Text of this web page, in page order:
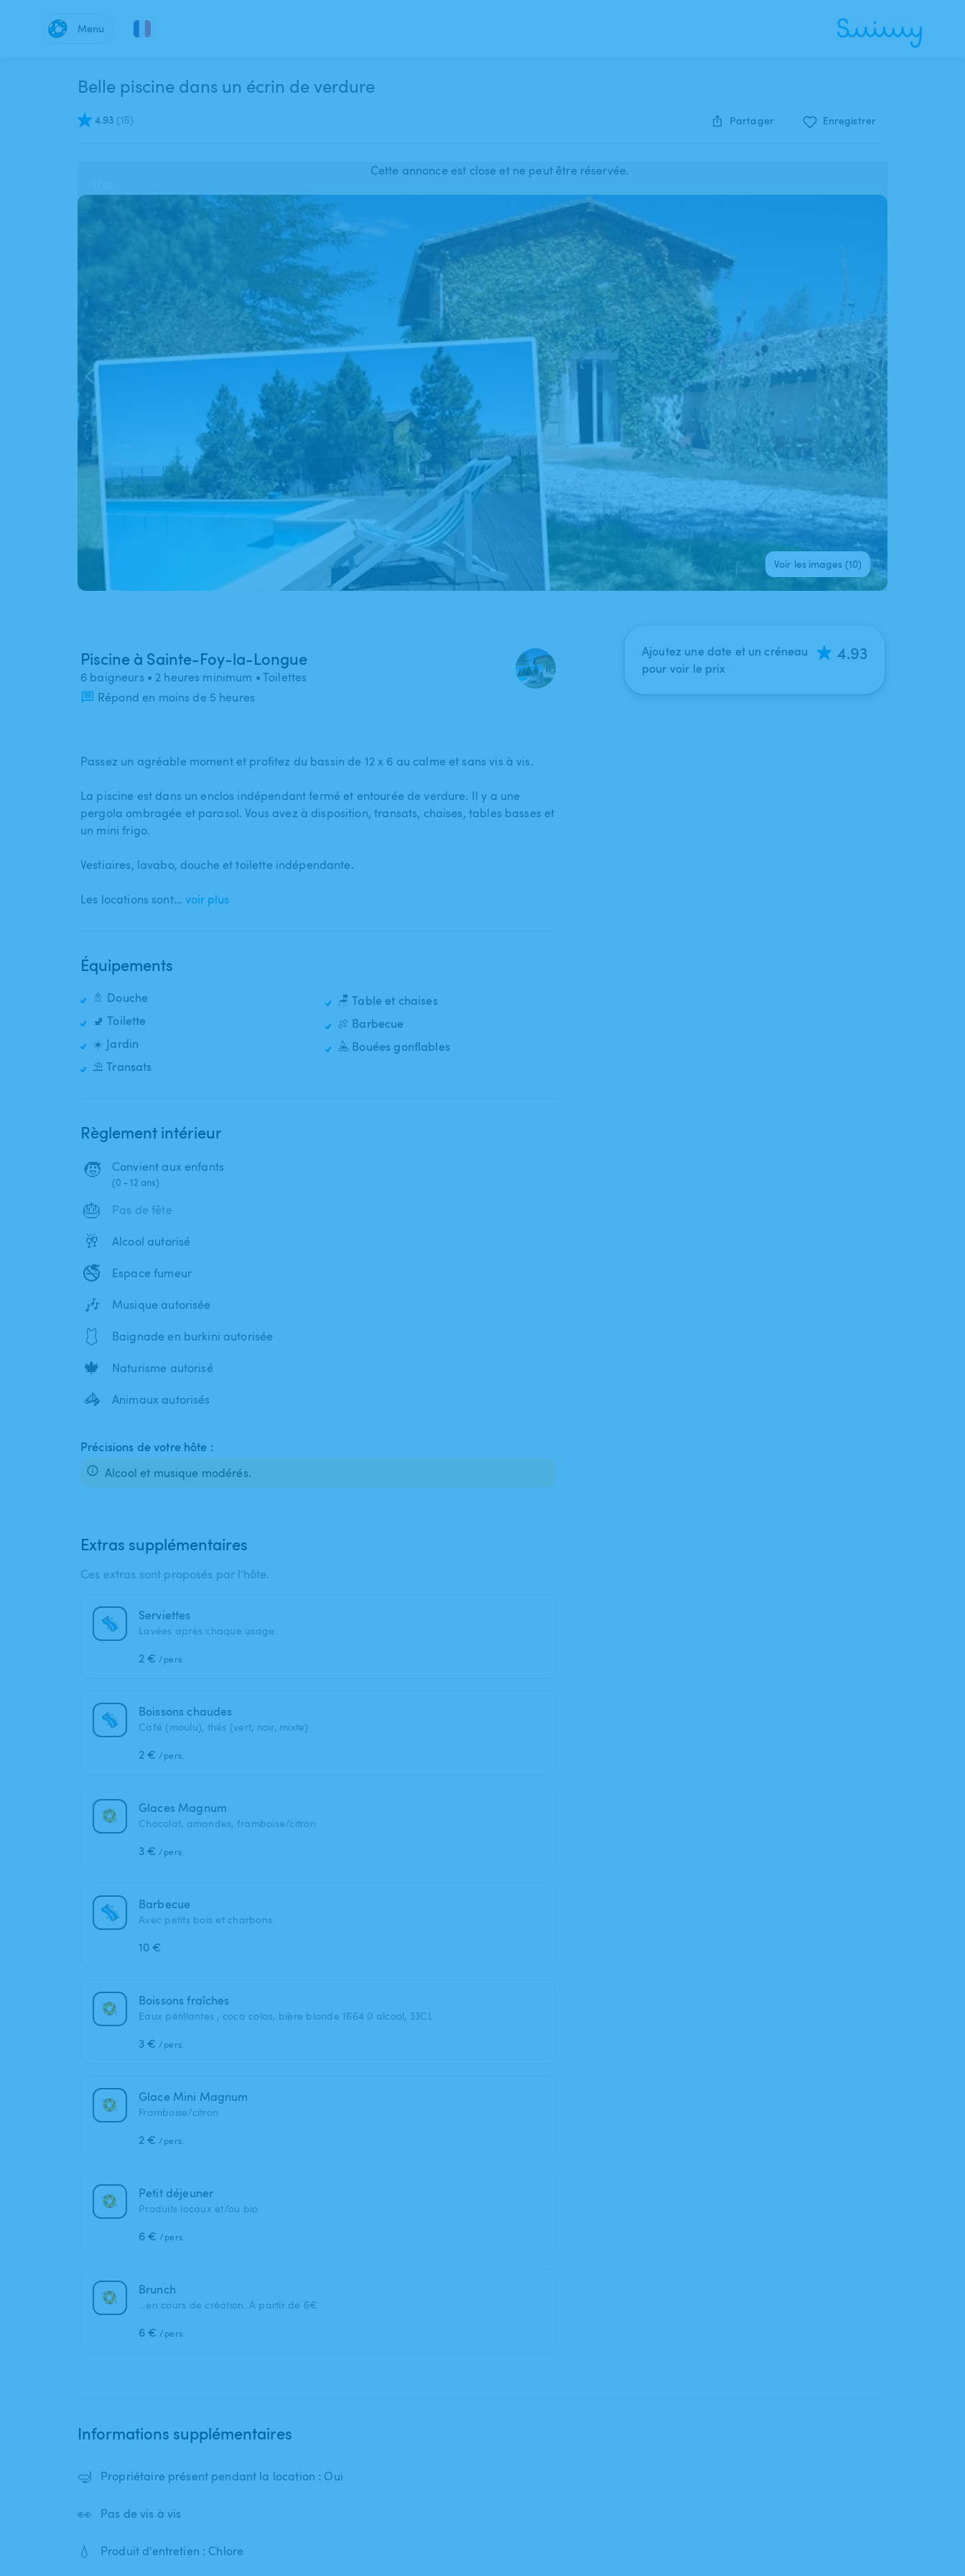
Menu
Belle piscine dans un écrin de verdure
4.93 (15) Partager Enregistrer
Cette annonce est close et ne peut être réservée.
Voir les images (10)
Piscine à Sainte-Foy-la-Longue
6 baigneurs • 2 heures minimum • Toilettes
Répond en moins de 5 heures
Passez un agréable moment et profitez du bassin de 12 x 6 au calme et sans vis à vis.
La piscine est dans un enclos indépendant fermé et entourée de verdure. Il y a une
pergola ombragée et parasol. Vous avez à disposition​,​ transats​,​ chaises​,​ tables basses et
un mini frigo.
Vestiaires​,​ lavabo​,​ douche et toilette indépendante.
Les locations sont… voir plus
Équipements
🚿 Douche
🚽 Toilette
☀️ Jardin
⛱️ Transats
🪑 Table et chaises
🍖 Barbecue
🤽 Bouées gonflables
Règlement intérieur
🧒 Convient aux enfants
(0 - 12 ans)
🎂 Pas de fête
🥂 Alcool autorisé
🚭 Espace fumeur
🎶 Musique autorisée
🩱 Baignade en burkini autorisée
🍁 Naturisme autorisé
🦓 Animaux autorisés
Précisions de votre hôte :
Alcool et musique modérés.
Extras supplémentaires
Ces extras sont proposés par l'hôte.
Serviettes
Lavées après chaque usage.
2 € /pers.
Boissons chaudes
Café (moulu), thés (vert, noir, mixte)
2 € /pers.
Glaces Magnum
Chocolat, amandes, framboise/citron
3 € /pers.
Barbecue
Avec petits bois et charbons.
10 €
Boissons fraîches
Eaux pétillantes , coca colas, bière blonde 1664 0 alcool, 33CL
3 € /pers.
Glace Mini Magnum
Framboise/citron
2 € /pers.
Petit déjeuner
Produits locaux et/ou bio
6 € /pers.
Brunch
…en cours de création. A partir de 6€
6 € /pers.
Ajoutez une date et un créneau
pour voir le prix
4.93
Informations supplémentaires
🤿 Propriétaire présent pendant la location : Oui
👀 Pas de vis à vis
💧 Produit d'entretien : Chlore